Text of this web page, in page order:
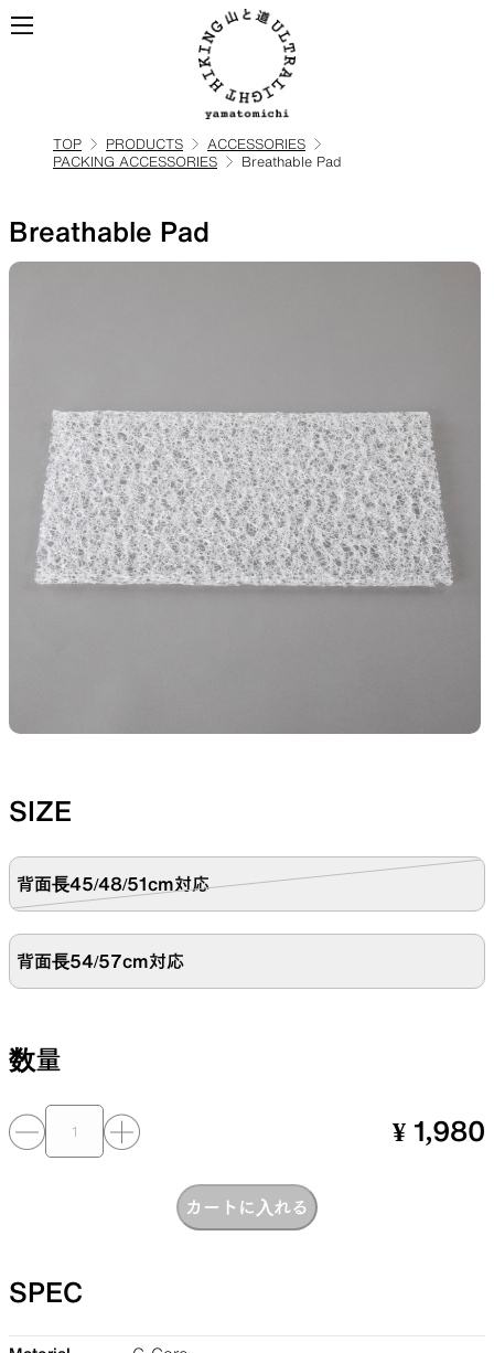
TOPS
山道具として考えられたクロー
ジング
BOTTOMS
機能的な5ポケットを持つパン
ツ＆ショーツ
ALL WEATHER
どんな状況にも対応する全天候
型行動着
ACTIVE INSULATION
パーツ
TOP PRODUCTS
ACCESSORIES
PACKING ACCESSORIES
Breathable Pad
Breathable Pad
SIZE
背面長45/48/51cm対応
背面長54/57cm対応
数量
¥ 1,980
カートに入れる
SPEC